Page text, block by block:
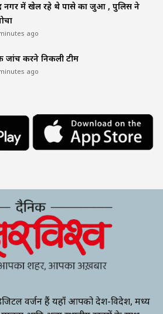
में खेल रहे थे पासे का जुआ , पुलिस ने
ago
जांच करने निकली टीम
ago
वर्जन हैं यहाँ आपको देश-विदेश, मध्य